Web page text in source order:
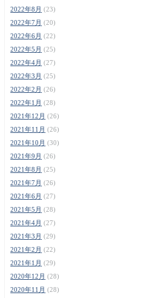
2022年8月 (23)
2022年7月 (20)
2022年6月 (22)
2022年5月 (25)
2022年4月 (27)
2022年3月 (25)
2022年2月 (26)
2022年1月 (28)
2021年12月 (26)
2021年11月 (26)
2021年10月 (30)
2021年9月 (26)
2021年8月 (25)
2021年7月 (26)
2021年6月 (27)
2021年5月 (28)
2021年4月 (27)
2021年3月 (29)
2021年2月 (22)
2021年1月 (29)
2020年12月 (28)
2020年11月 (28)